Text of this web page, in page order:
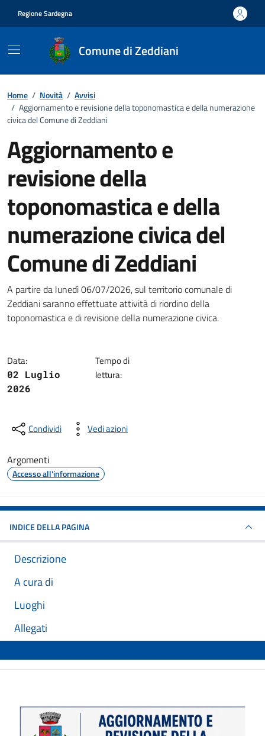
Regione Sardegna
Comune di Zeddiani
Home / Novità / Avvisi
/ Aggiornamento e revisione della toponomastica e della numerazione
civica del Comune di Zeddiani
Aggiornamento e
revisione della
toponomastica e della
numerazione civica del
Comune di Zeddiani
Dettagli della notizia
A partire da lunedì 06/07/2026, sul territorio comunale di
Zeddiani saranno effettuate attività di riordino della
toponomastica e di revisione della numerazione civica.
Data:
02 Luglio
2026
Tempo di
lettura:
Condividi Vedi azioni
Argomenti
Accesso all'informazione
INDICE DELLA PAGINA
Descrizione
A cura di
Luoghi
Allegati